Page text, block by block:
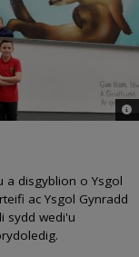
©
a disgyblion o Ysgol
ac Ysgol Gynradd
sydd wedi'u